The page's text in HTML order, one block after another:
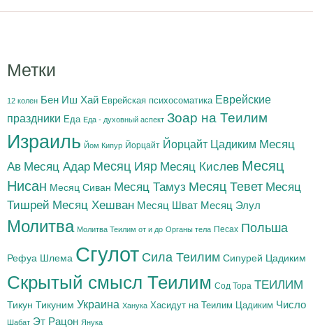
Метки
12 колен Бен Иш Хай Еврейская психосоматика Еврейские
праздники Еда Еда - духовный аспект Зоар на Теилим
Израиль Йом Кипур Йорцайт Йорцайт Цадиким Месяц
Ав Месяц Адар Месяц Ияр Месяц Кислев Месяц
Нисан Месяц Сиван Месяц Тамуз Месяц Тевет Месяц
Тишрей Месяц Хешван Месяц Шват Месяц Элул
Молитва Молитва Теилим от и до Органы тела Песах Польша
Рефуа Шлема Сгулот Сила Теилим Сипурей Цадиким
Скрытый смысл Теилим Сод Тора ТЕИЛИМ
Тикун Тикуним Украина Ханука Хасидут на Теилим Цадиким Число
Шабат Эт Рацон Янука